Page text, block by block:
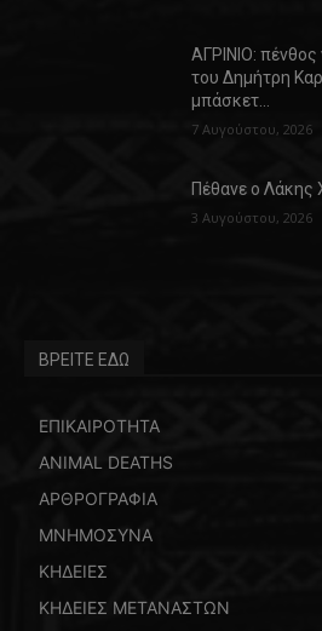
ΑΓΡΙΝΙΟ: πένθος
του Δημήτρη
μπάσκετ…
7 Αυγούστου, 2026
Πέθανε ο Λάκης
3 Αυγούστου, 2026
ΒΡΕΙΤΕ ΕΔΩ
ΕΠΙΚΑΙΡΟΤΗΤΑ
ANIMAL DEATHS
ΑΡΘΡΟΓΡΑΦΙΑ
ΜΝΗΜΟΣΥΝΑ
ΚΗΔΕΙΕΣ
ΚΗΔΕΙΕΣ ΜΕΤΑΝΑΣΤΩΝ